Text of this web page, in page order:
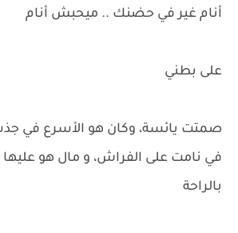
أنام غير في حضنك .. ميحبش أنام
على بطني
صمتت يائسة، وكان هو الأسرع في
في نامت على الفراش، و مال هو
بالراحة